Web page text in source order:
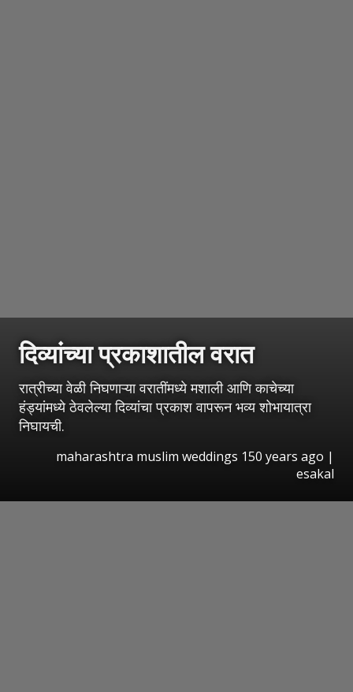
दिव्यांच्या प्रकाशातील वरात
रात्रीच्या वेळी निघणाऱ्या वरातींमध्ये मशाली आणि काचेच्या
हंड्यांमध्ये ठेवलेल्या दिव्यांचा प्रकाश वापरून भव्य शोभायात्रा
निघायची.
maharashtra muslim weddings 150 years ago |
esakal